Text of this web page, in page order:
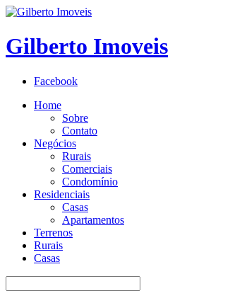
Gilberto Imoveis
Facebook
Home
Sobre
Contato
Negócios
Rurais
Comerciais
Condomínio
Residenciais
Casas
Apartamentos
Terrenos
Rurais
Casas